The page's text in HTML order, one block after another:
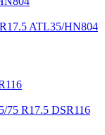
ATL35/HN804
75 R17.5 DSR116